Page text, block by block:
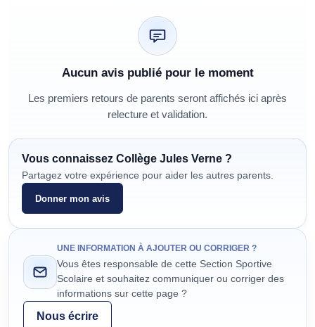
Aucun avis publié pour le moment
Les premiers retours de parents seront affichés ici après
relecture et validation.
Vous connaissez Collège Jules Verne ?
Partagez votre expérience pour aider les autres parents.
Donner mon avis
UNE INFORMATION À AJOUTER OU CORRIGER ?
Vous êtes responsable de cette Section Sportive
Scolaire et souhaitez communiquer ou corriger des
informations sur cette page ?
Nous écrire